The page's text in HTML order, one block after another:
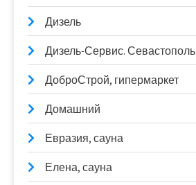
Дизель
Дизель-Сервис. Севастополь
ДоброСтрой, гипермаркет
Домашний
Евразия, сауна
Елена, сауна